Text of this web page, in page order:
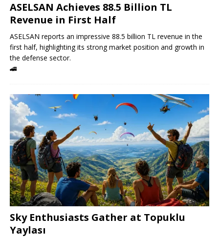
ASELSAN Achieves 88.5 Billion TL
Revenue in First Half
ASELSAN reports an impressive 88.5 billion TL revenue in the
first half, highlighting its strong market position and growth in
the defense sector.
🚄
Sky Enthusiasts Gather at Topuklu
Yaylası